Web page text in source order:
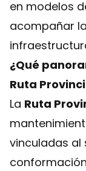
en modelos
acompañar
¿Qué
Ruta
La Ruta
vinculadas al